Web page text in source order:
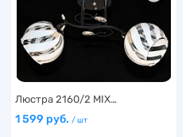
Люстра 2160/2 MIX…
1 599 руб. / шт